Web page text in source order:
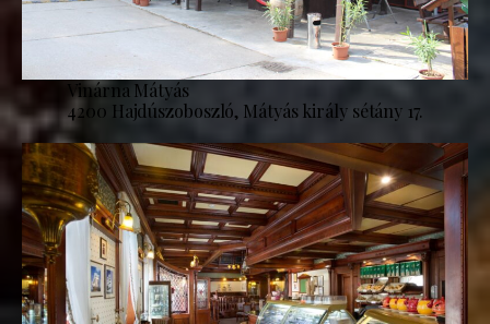
Vinárna Mátyás
4200 Hajdúszoboszló, Mátyás király sétány 17.